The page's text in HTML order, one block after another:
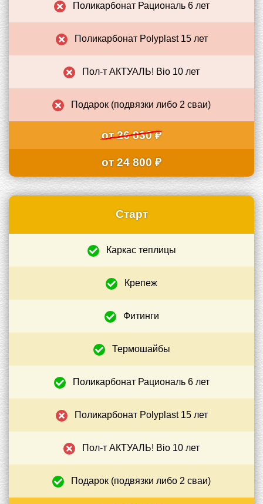
Поликарбонат Рациональ 6 лет
Поликарбонат Polyplast 15 лет
Пол-т АКТУАЛЬ! Bio 10 лет
Подарок (подвязки либо 2 сваи)
от 26 830 ₽
от 24 800 ₽
Старт
Каркас теплицы
Крепеж
Фитинги
Термошайбы
Поликарбонат Рациональ 6 лет
Поликарбонат Polyplast 15 лет
Пол-т АКТУАЛЬ! Bio 10 лет
Подарок (подвязки либо 2 сваи)